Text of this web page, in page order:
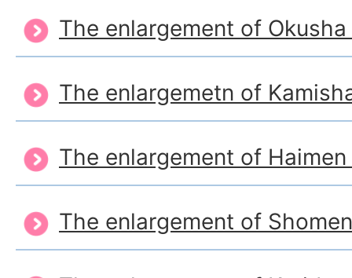
The enlargement of
The enlargemetn of
The enlargement of
The enlargement of